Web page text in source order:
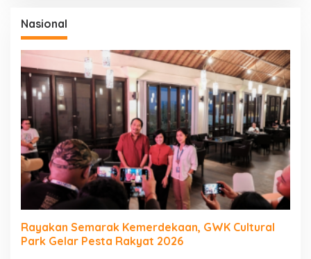
Nasional
Rayakan Semarak Kemerdekaan, GWK Cultural
Park Gelar Pesta Rakyat 2026